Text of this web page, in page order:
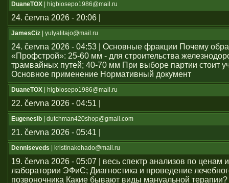
DuaneTOX | higbiosepo1986@mail.ru
24. června 2026 - 20:06 |
JamesCiz | yulyalitajo@mail.ru
24. června 2026 - 04:53 | Основные фракции Почему
«Профстрой»: 25-60 мм - для строительства
трамвайных путей; 40-70 мм При выборе партии стоит
Основное применение Нормативный документ
DuaneTOX | higbiosepo1986@mail.ru
22. června 2026 - 04:51 |
Eugenesib | dutchman420shop@gmail.com
21. června 2026 - 05:41 |
Denniseveds | kristinakehado@mail.ru
19. června 2026 - 05:07 | весь спектр анализов по ценам
лаборатории ЭФиС; Диагностика и проведение
позвоночника Какие бывают виды мануальной терапии?